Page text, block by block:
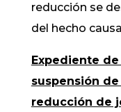
reducción se
del hecho
Expediente
suspensión
reducción de